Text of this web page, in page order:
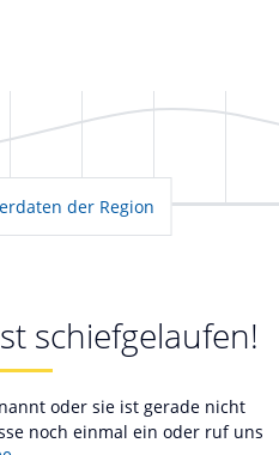
der Region
schiefgelaufen!
oder sie ist gerade nicht
noch einmal ein oder ruf uns